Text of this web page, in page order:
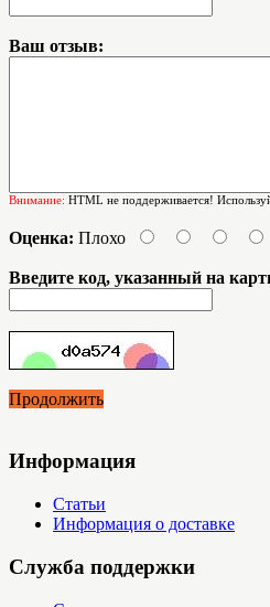
Ваш отзыв:
Внимание: HTML не поддерживается!
Оценка: Плохо
Введите код, указанный на
Продолжить
Информация
Статьи
Информация о доставке
Служба поддержки